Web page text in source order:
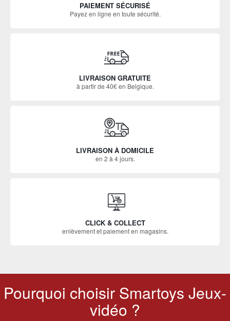
PAIEMENT SÉCURISÉ
Payez en ligne en toute sécurité.
LIVRAISON GRATUITE
à partir de 40€ en Belgique.
LIVRAISON À DOMICILE
en 2 à 4 jours.
CLICK & COLLECT
enlèvement et paiement en magasins.
Pourquoi choisir Smartoys Jeux-
vidéo ?